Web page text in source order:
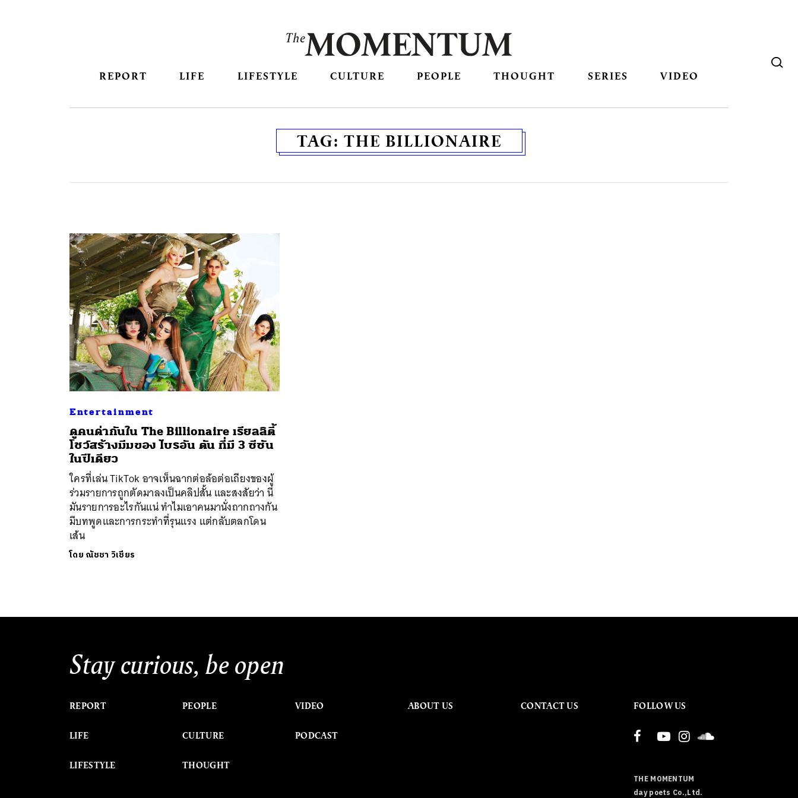
REPORT LIFE LIFESTYLE CULTURE PEOPLE THOUGHT SERIES VIDEO
TAG: THE BILLIONAIRE
Entertainment
ดูคนด่ากันใน The Billionaire เรียลลิตี้
โชว์สร้างมีมของ ไบรอัน ตัน ที่มี 3 ซีซัน
ในปีเดียว
ใครที่เล่น TikTok อาจเห็นฉากต่อล้อต่อเถียงของผู้
ร่วมรายการถูกตัดมาลงเป็นคลิปสั้น และสงสัยว่า นี่
มันรายการอะไรกันแน่ ทำไมเอาคนมานั่งถากถางกัน
มีบทพูดและการกระทำที่รุนแรง แต่กลับตลกโดน
เส้น
โดย ณัชชา วิเชียร
Stay curious, be open
REPORT
LIFE
LIFESTYLE
PEOPLE
CULTURE
THOUGHT
VIDEO
PODCAST
ABOUT US CONTACT US FOLLOW US
THE MOMENTUM
day poets Co.,Ltd.